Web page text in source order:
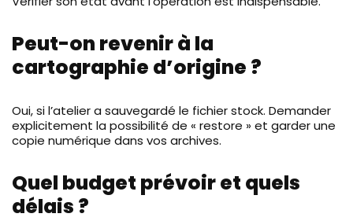
Peut-on revenir à la
cartographie d’origine ?
Oui, si l’atelier a sauvegardé le fichier stock. Demander
explicitement la possibilité de « restore » et garder une
copie numérique dans vos archives.
Quel budget prévoir et quels
délais ?